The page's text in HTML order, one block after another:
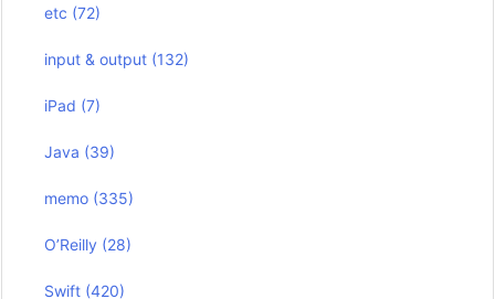
etc (72)
input & output (132)
iPad (7)
Java (39)
memo (335)
O’Reilly (28)
Swift (420)